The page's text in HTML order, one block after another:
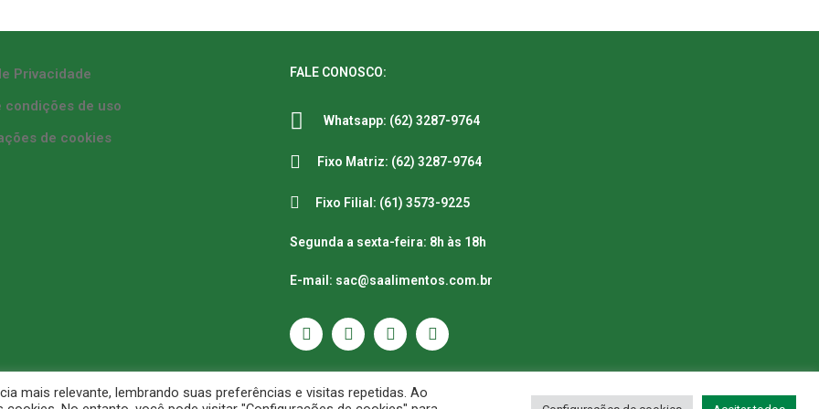
Privacidade
condições de uso
de cookies
FALE CONOSCO:
Whatsapp: (62) 3287-9764
Fixo Matriz: (62) 3287-9764
Fixo Filial: (61) 3573-9225
Segunda a sexta-feira: 8h às 18h
E-mail: sac@saalimentos.com.br
mais relevante, lembrando suas preferências e visitas repetidas. Ao